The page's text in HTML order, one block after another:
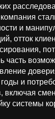
и
отток
часть
и
включая
системы